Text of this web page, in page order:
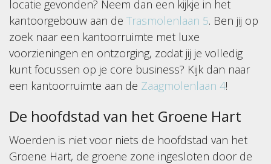
locatie gevonden? Neem dan een kijkje in het
kantoorgebouw aan de Trasmolenlaan 5. Ben jij op
zoek naar een kantoorruimte met luxe
voorzieningen en ontzorging, zodat jij je volledig
kunt focussen op je core business? Kijk dan naar
een kantoorruimte aan de Zaagmolenlaan 4!
De hoofdstad van het Groene Hart
Woerden is niet voor niets de hoofdstad van het
Groene Hart, de groene zone ingesloten door de